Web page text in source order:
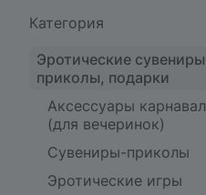
Категория
Эротические
приколы, подарки
Аксессуары
(для вечеринок)
Сувениры-приколы
Эротические игры